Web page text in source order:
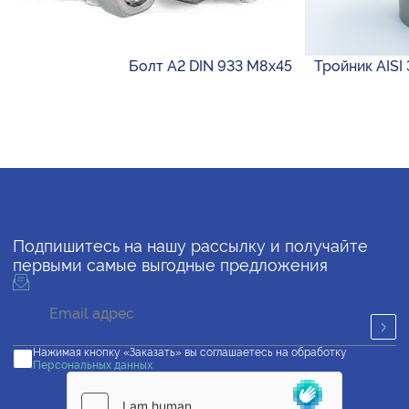
Болт А2 DIN 933 М8х45 Тройник
Подпишитесь на нашу рассылку и получайте
первыми самые выгодные предложения
Нажимая кнопку «Заказать» вы соглашаетесь на обработку
Персональных данных